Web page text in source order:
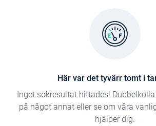
Här var det tyvärr tomt i
Inget sökresultat hittades!
på något annat eller se om våra
hjälper dig.